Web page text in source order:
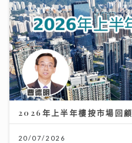
2026年上半年樓按市場回顧
20/07/2026